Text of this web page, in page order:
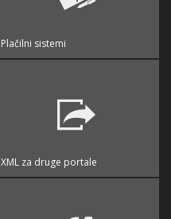
Plačilni sistemi
XML za druge portale